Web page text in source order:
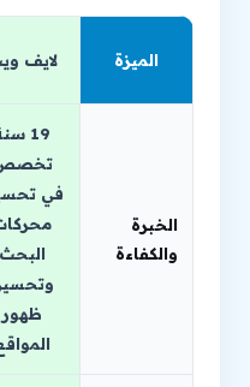
الميزة لايف
الخبرة
والكفاءة
19
في
البحث
ظهور